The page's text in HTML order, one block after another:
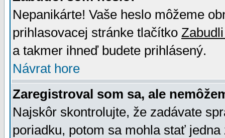
Nepanikárte! Vaše heslo môžeme
prihlasovacej stránke tlačítko
a takmer ihneď budete prihlásený.
Návrat hore
Zaregistroval som sa, ale
Najskôr skontrolujte, že zadávate
poriadku, potom sa mohla stať